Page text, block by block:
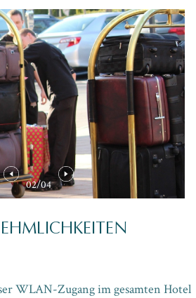
01/04
02/04
03/04
04/04
01/04
02/04
03/04
04/04
01/04
02/04
03/04
04/04
im gesamten Hotel